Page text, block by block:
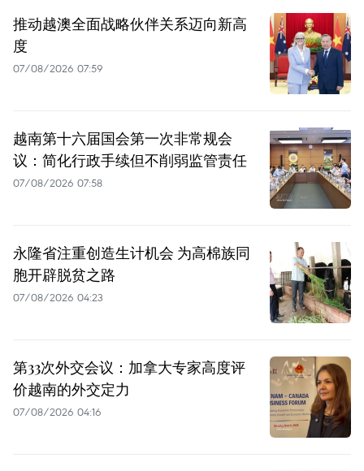
推动越澳全面战略伙伴关系迈向新高
度
07/08/2026 07:59
越南第十六届国会第一次非常规会
议：简化行政手续但不削弱监管责任
07/08/2026 07:58
永隆省注重创造生计机会 为高棉族同
胞开辟脱贫之路
07/08/2026 04:23
第33次外交会议：加拿大专家高度评
价越南的外交定力
07/08/2026 04:16